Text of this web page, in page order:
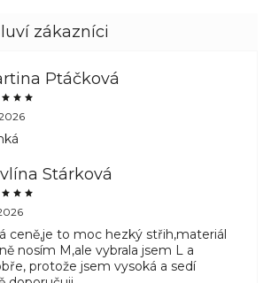
Ptáčková
Stárková
ceně,je to moc hezký střih,materiál
nosím M,ale vybrala jsem L a
protože jsem vysoká a sedí